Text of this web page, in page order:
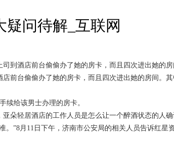
问待解_互联网
到酒店前台偷偷办了她的房卡，而且四次进出她的房
前台偷偷办了她的房卡，而且四次进出她的房间。
续给该男士办理的房卡。
朵轻居酒店的工作人员是怎么让一个醉酒状态的人确
”8月11日下午，济南市公安局的相关人员告诉红星资